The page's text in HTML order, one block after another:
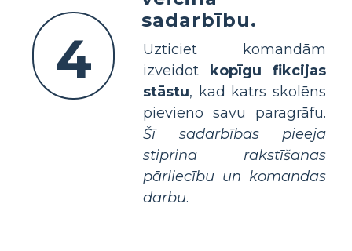
4
sadarbību.
Uzticiet komandām
izveidot
kopīgu fikcijas
stāstu, kad katrs skolēns
pievieno savu paragrāfu.
Šī sadarbības pieeja
stiprina rakstīšanas
pārliecību un komandas
darbu.